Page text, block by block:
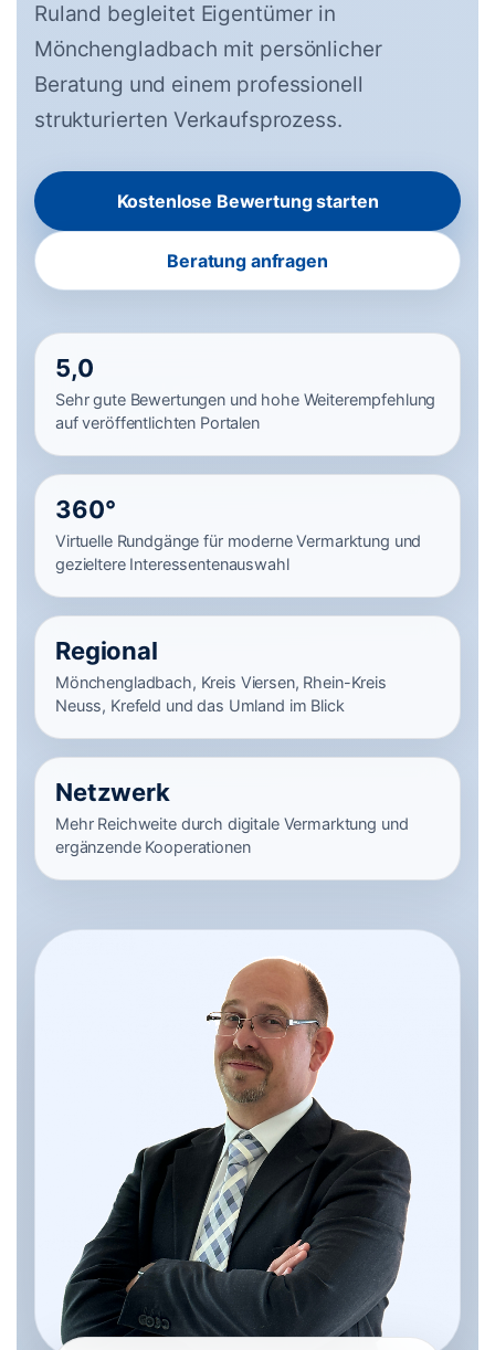
Ruland begleitet Eigentümer in
Mönchengladbach mit persönlicher
Beratung und einem professionell
strukturierten Verkaufsprozess.
Kostenlose Bewertung starten
Beratung anfragen
5,0
Sehr gute Bewertungen und hohe Weiterempfehlung
auf veröffentlichten Portalen
360°
Virtuelle Rundgänge für moderne Vermarktung und
gezieltere Interessentenauswahl
Regional
Mönchengladbach, Kreis Viersen, Rhein-Kreis
Neuss, Krefeld und das Umland im Blick
Netzwerk
Mehr Reichweite durch digitale Vermarktung und
ergänzende Kooperationen